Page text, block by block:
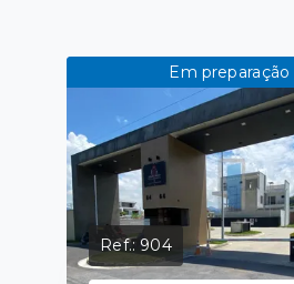
Em preparação
Ref.: 904